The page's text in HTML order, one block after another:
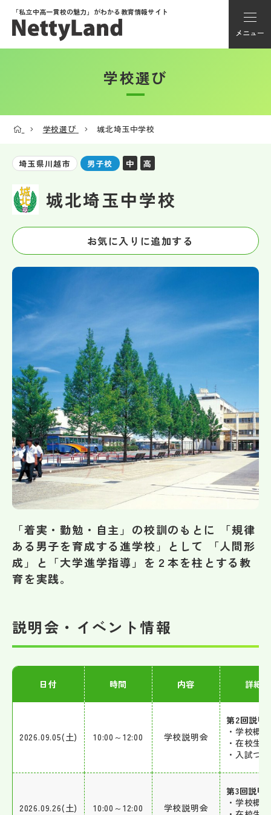
「私立中高一貫校の魅力」がわかる教育情報サイト
メニュー
アカウント登録
学校動画
私学探検隊
帰国生受験情報
説明会・イベント情報
よみもの
学校からのお知らせ
学校HP最新情報
特集
その他
お問い合わせ
個人情報保護方針
サイトマップ
運営会社
学校選び
学校選び 城北埼玉中学校
埼玉県川越市 男子校 中 高
城北埼玉中学校
お気に入りに追加する
「着実・勤勉・自主」の校訓のもとに 「規律
ある男子を育成する進学校」として 「人間形
成」と「大学進学指導」を２本を柱とする教
育を実践。
説明会・イベント情報
日付 時間 内容 詳細
2026.09.05(土) 10:00～12:00 学校説明会
第2回説明
・学校概略
・在校生
・入試つ
2026.09.26(土) 10:00～12:00 学校説明会
第3回説明
・学校概略